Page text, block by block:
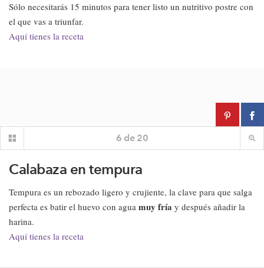
Sólo necesitarás 15 minutos para tener listo un nutritivo postre con
el que vas a triunfar.
Aquí tienes la receta
6 de 20
Calabaza en tempura
Tempura es un rebozado ligero y crujiente, la clave para que salga
perfecta es batir el huevo con agua muy fría y después añadir la
harina.
Aquí tienes la receta